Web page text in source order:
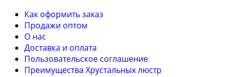
Как оформить заказ
Продажи оптом
О нас
Доставка и оплата
Пользовательское соглашение
Преимущества Хрустальных люстр